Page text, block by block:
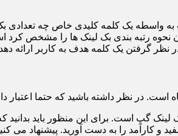
واسطه یک کلمه کلیدی خاص چه تعدادی بک
نظر گرفتن یک کلمه هدف به کاربر ارائه
گپ است. برای این منظور باید بدانید
را به دست آورید. پیشنهاد می